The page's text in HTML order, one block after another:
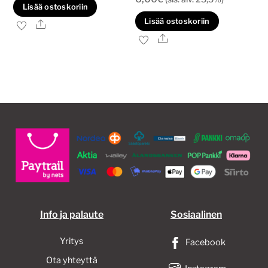
Lisää ostoskoriin
Ale Lisää ostoskoriin
Ale
Info ja palaute
Yritys
Ota yhteyttä
Sosiaalinen
Facebook